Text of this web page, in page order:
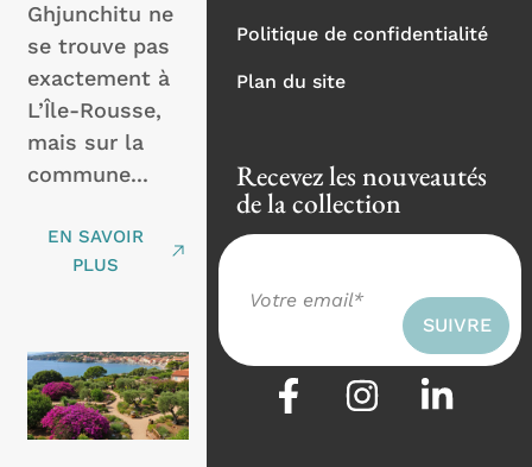
Ghjunchitu ne
se trouve pas
exactement à
L’Île-Rousse,
mais sur la
commune...
EN SAVOIR
PLUS
Politique de confidentialité
Plan du site
Recevez les nouveautés
de la collection